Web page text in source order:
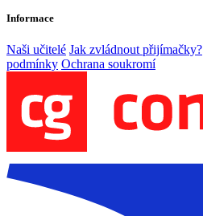
Informace
Naši učitelé Jak zvládnout přijímačky?
podmínky Ochrana soukromí